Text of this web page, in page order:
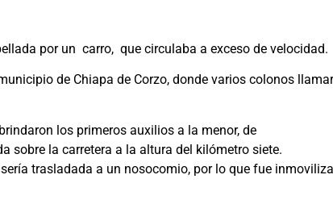
por un carro, que circulaba a exceso de velocidad.
de Chiapa de Corzo, donde varios colonos
los primeros auxilios a la menor, de
sobre la carretera a la altura del kilómetro siete.
trasladada a un nosocomio, por lo que fue